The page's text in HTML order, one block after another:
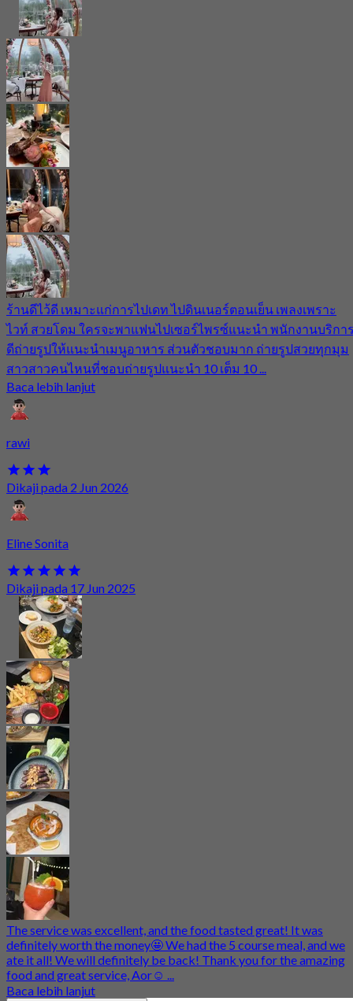
ร้านดีไว้ดี เหมาะแก่การไปเดท ไปดินเนอร์ตอนเย็น เพลงเพราะ
ไวท์ สวยโดม ใครจะพาแฟนไปเซอร์ไพรซ์แนะนำ พนักงานบริกา
ดีถ่ายรูปให้แนะนำเมนูอาหาร ส่วนตัวชอบมาก ถ่ายรูปสวยทุกมุม
สาวสาวคนไหนที่ชอบถ่ายรูปแนะนำ 10 เต็ม 10 ...
Baca lebih lanjut
rawi
Dikaji pada 2 Jun 2026
Eline Sonita
Dikaji pada 17 Jun 2025
The service was excellent, and the food tasted great! It was
definitely worth the money🤩 We had the 5 course meal, and we
ate it all! We will definitely be back! Thank you for the amazing
food and great service, Aor☺️ ...
Baca lebih lanjut